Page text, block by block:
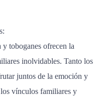
toboganes ofrecen la
inolvidables. Tanto los
juntos de la emoción y
vínculos familiares y